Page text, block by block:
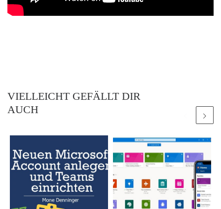
VIELLEICHT GEFÄLLT DIR
AUCH